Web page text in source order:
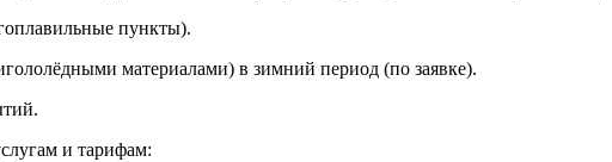
пункты).
материалами) в зимний период (по заявке).
и тарифам: